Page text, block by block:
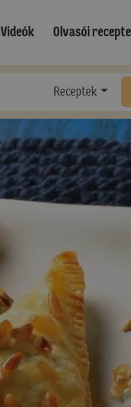
Videók Olvasói
Receptek